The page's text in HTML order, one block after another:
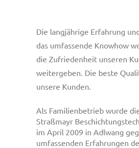
Die langjährige Erfahrung
das umfassende Knowhow
die Zufriedenheit unseren
weitergeben. Die beste
unsere Kunden.
Als Familienbetrieb wurde
Straßmayr
im April 2009 in Adlwang
umfassenden Erfahrungen